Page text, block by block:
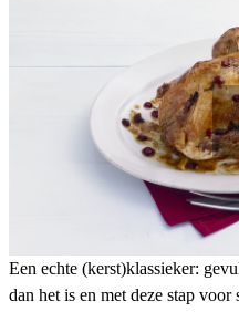
Een echte (kerst)klassieker:
dan het is en met deze stap